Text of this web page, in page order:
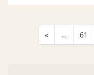
« … 61